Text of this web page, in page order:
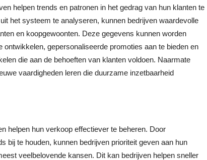
helpen trends en patronen in het gedrag van hun klanten te
het systeem te analyseren, kunnen bedrijven waardevolle
en koopgewoonten. Deze gegevens kunnen worden
gepersonaliseerde promoties aan te bieden en
die aan de behoeften van klanten voldoen. Naarmate
vaardigheden leren die duurzame inzetbaarheid
helpen hun verkoop effectiever te beheren. Door
bij te houden, kunnen bedrijven prioriteit geven aan hun
veelbelovende kansen. Dit kan bedrijven helpen sneller